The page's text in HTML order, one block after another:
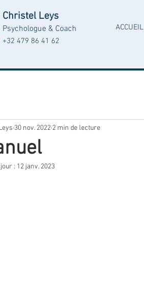
ACCUEIL
Christel Leys
Psychologue & Coach
+32 479 86 41 62
30 nov. 2022 2 min de lecture
: 12 janv. 2023